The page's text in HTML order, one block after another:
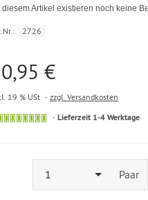
diesem Artikel existieren noch keine
2726
€
19 % USt zzgl. Versandkosten
Lieferzeit 1-4 Werktage
1 Paar